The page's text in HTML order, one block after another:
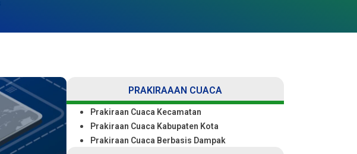
PRAKIRAAAN CUACA
Prakiraan Cuaca Kecamatan
Prakiraan Cuaca Kabupaten Kota
Prakiraan Cuaca Berbasis Dampak